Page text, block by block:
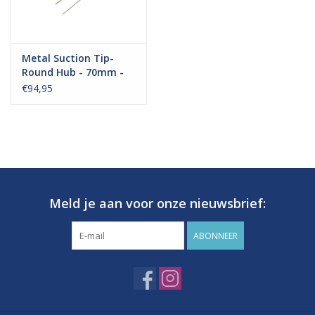
Op deze artikelen zit een levertijd van ongeveer 4 tot 7
Metal Suction Tip-
Round Hub - 70mm -
Big Pack 30 stuks
€94,95
Meld je aan voor onze nieuwsbrief:
ABONNEER